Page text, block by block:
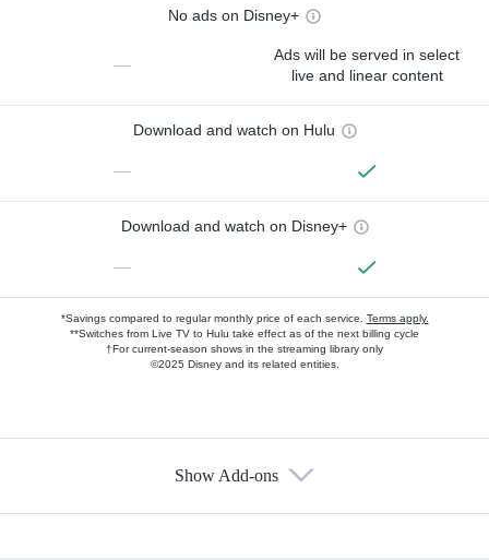
No ads on Disney+
—
Ads will be served in select
live and linear content
Download and watch on Hulu
—
Download and watch on Disney+
—
*Savings compared to regular monthly price of each service. Terms apply.
**Switches from Live TV to Hulu take effect as of the next billing cycle
†For current-season shows in the streaming library only
©2025 Disney and its related entities.
Show Add-ons